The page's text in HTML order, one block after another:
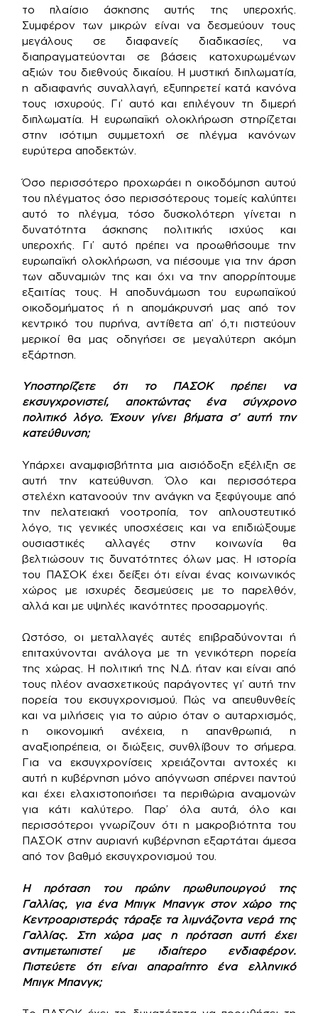
το πλαίσιο άσκησης αυτής της υπεροχής.
Συμφέρον των μικρών είναι να δεσμεύουν τους
μεγάλους σε διαφανείς διαδικασίες, να
διαπραγματεύονται σε βάσεις κατοχυρωμένων
αξιών του διεθνούς δικαίου. Η μυστική διπλωματία,
η αδιαφανής συναλλαγή, εξυπηρετεί κατά κανόνα
τους ισχυρούς. Γι’ αυτό και επιλέγουν τη διμερή
διπλωματία. Η ευρωπαϊκή ολοκλήρωση στηρίζεται
στην ισότιμη συμμετοχή σε πλέγμα κανόνων
ευρύτερα αποδεκτών.
Όσο περισσότερο προχωράει η οικοδόμηση αυτού
του πλέγματος όσο περισσότερους τομείς καλύπτει
αυτό το πλέγμα, τόσο δυσκολότερη γίνεται η
δυνατότητα άσκησης πολιτικής ισχύος και
υπεροχής. Γι’ αυτό πρέπει να προωθήσουμε την
ευρωπαϊκή ολοκλήρωση, να πιέσουμε για την άρση
των αδυναμιών της και όχι να την απορρίπτουμε
εξαιτίας τους. Η αποδυνάμωση του ευρωπαϊκού
οικοδομήματος ή η απομάκρυνσή μας από τον
κεντρικό του πυρήνα, αντίθετα απ’ ό,τι πιστεύουν
μερικοί θα μας οδηγήσει σε μεγαλύτερη ακόμη
εξάρτηση.
Υποστηρίζετε ότι το ΠΑΣΟΚ πρέπει να
εκσυγχρονιστεί, αποκτώντας ένα σύγχρονο
πολιτικό λόγο. Έχουν γίνει βήματα σ’ αυτή την
κατεύθυνση;
Υπάρχει αναμφισβήτητα μια αισιόδοξη εξέλιξη σε
αυτή την κατεύθυνση. Όλο και περισσότερα
στελέχη κατανοούν την ανάγκη να ξεφύγουμε από
την πελατειακή νοοτροπία, τον απλουστευτικό
λόγο, τις γενικές υποσχέσεις και να επιδιώξουμε
ουσιαστικές αλλαγές στην κοινωνία θα
βελτιώσουν τις δυνατότητες όλων μας. Η ιστορία
του ΠΑΣΟΚ έχει δείξει ότι είναι ένας κοινωνικός
χώρος με ισχυρές δεσμεύσεις με το παρελθόν,
αλλά και με υψηλές ικανότητες προσαρμογής.
Ωστόσο, οι μεταλλαγές αυτές επιβραδύνονται ή
επιταχύνονται ανάλογα με τη γενικότερη πορεία
της χώρας. Η πολιτική της Ν.Δ. ήταν και είναι από
τους πλέον ανασχετικούς παράγοντες γι’ αυτή την
πορεία του εκσυγχρονισμού. Πώς να απευθυνθείς
και να μιλήσεις για το αύριο όταν ο αυταρχισμός,
η οικονομική ανέχεια, η απανθρωπιά, η
αναξιοπρέπεια, οι διώξεις, συνθλίβουν το σήμερα.
Για να εκσυγχρονίσεις χρειάζονται αντοχές κι
αυτή η κυβέρνηση μόνο απόγνωση σπέρνει παντού
και έχει ελαχιστοποιήσει τα περιθώρια αναμονών
για κάτι καλύτερο. Παρ’ όλα αυτά, όλο και
περισσότεροι γνωρίζουν ότι η μακροβιότητα του
ΠΑΣΟΚ στην αυριανή κυβέρνηση εξαρτάται άμεσα
από τον βαθμό εκσυγχρονισμού του.
Η πρόταση του πρώην πρωθυπουργού της
Γαλλίας, για ένα Μπιγκ Μπανγκ στον χώρο της
Κεντροαριστεράς τάραξε τα λιμνάζοντα νερά της
Γαλλίας. Στη χώρα μας η πρόταση αυτή έχει
αντιμετωπιστεί με ιδιαίτερο ενδιαφέρον.
Πιστεύετε ότι είναι απαραίτητο ένα ελληνικό
Μπιγκ Μπανγκ;